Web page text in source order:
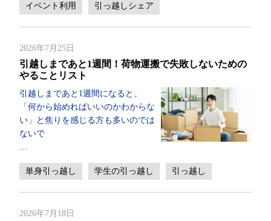
イベント利用 引っ越しシェア
2026年7月25日
引越しまであと1週間！荷物運搬で失敗しないための
やることリスト
引越しまであと1週間になると、
「何から始めればいいのかわからな
い」と焦りを感じる方も多いのでは
ないで
単身引っ越し 学生の引っ越し 引っ越し
2026年7月18日